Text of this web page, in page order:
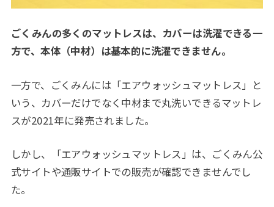
ごくみんの多くのマットレスは、カバーは洗濯できる一
方で、本体（中材）は基本的に洗濯できません。
一方で、ごくみんには「エアウォッシュマットレス」と
いう、カバーだけでなく中材まで丸洗いできるマットレ
スが2021年に発売されました。
しかし、「エアウォッシュマットレス」は、ごくみん公
式サイトや通販サイトでの販売が確認できませんでし
た。